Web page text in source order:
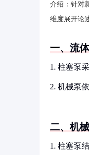
介绍： 针对
维度展开论
一、流
1. 柱塞泵
2. 机械泵
二、机
1. 柱塞泵